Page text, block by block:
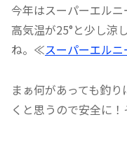
今年はスーパーエル
高気温が25°と少し涼
ね。≪スーパーエル
まぁ何があっても釣
くと思うので安全に